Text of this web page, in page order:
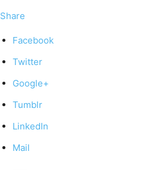
Share
Facebook
Twitter
Google+
Tumblr
LinkedIn
Mail